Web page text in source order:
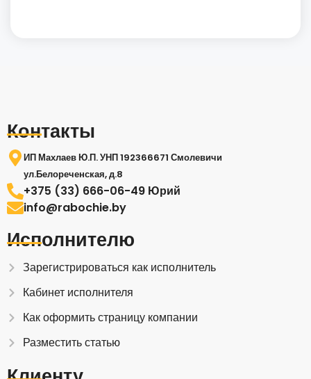
Контакты
ИП Махлаев Ю.П. УНП 192366671 Смолевичи
ул.Белореченская, д.8
+375 (33) 666-06-49 Юрий
info@rabochie.by
Исполнителю
Зарегистрироваться как исполнитель
Кабинет исполнителя
Как оформить страницу компании
Разместить статью